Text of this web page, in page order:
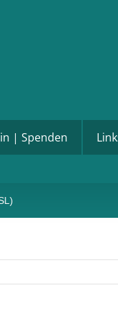
| Spenden